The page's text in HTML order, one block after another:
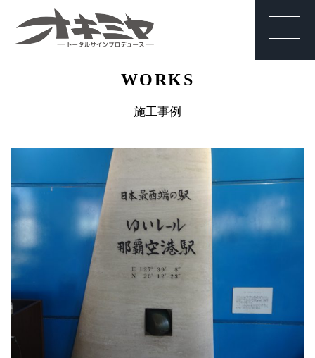
板 有限会社オキWORKS
施工事例